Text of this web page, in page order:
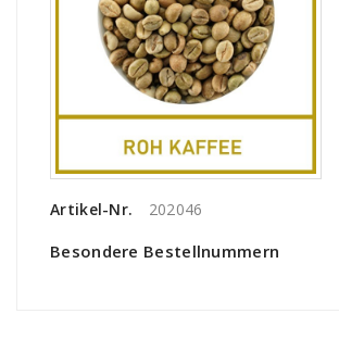
Artikel-Nr. 202046
Besondere Bestellnummern